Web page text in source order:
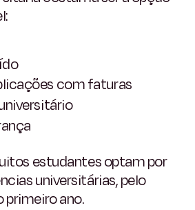
com faturas
estudantes optam por
universitárias, pelo
primeiro ano.